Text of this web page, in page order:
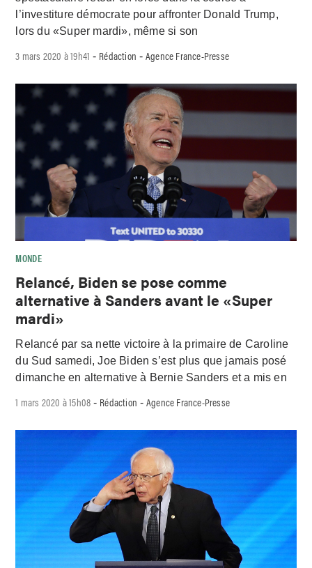
l’investiture démocrate pour affronter Donald Trump,
lors du «Super mardi», même si son
3 mars 2020 à 19h41 - Rédaction -Agence France-Presse
MONDE
Relancé, Biden se pose comme
alternative à Sanders avant le «Super
mardi»
Relancé par sa nette victoire à la primaire de Caroline
du Sud samedi, Joe Biden s’est plus que jamais posé
dimanche en alternative à Bernie Sanders et a mis en
1 mars 2020 à 15h08 - Rédaction -Agence France-Presse